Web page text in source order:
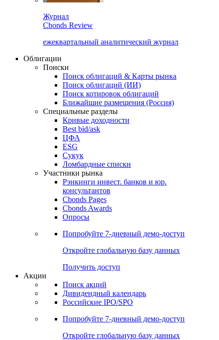
Журнал
Cbonds Review
ежеквартальный аналитический журнал
Облигации
Поиски
Поиск облигаций & Карты рынка
Поиск облигаций (ИИ)
Поиск котировок облигаций
Ближайшие размещения (Россия)
Специальные разделы
Кривые доходности
Best bid/ask
ЦФА
ESG
Сукук
Ломбардные списки
Участники рынка
Рэнкинги инвест. банков и юр.
консультантов
Cbonds Pages
Cbonds Awards
Опросы
Попробуйте 7-дневный демо-доступ
Откройте глобальную базу данных
Получить доступ
Акции
Поиск акций
Дивидендный календарь
Российские IPO/SPO
Попробуйте 7-дневный демо-доступ
Откройте глобальную базу данных